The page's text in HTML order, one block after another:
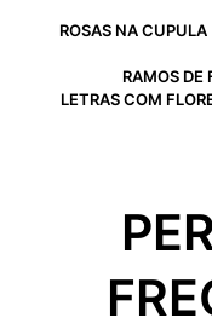
ROSAS NA CUPULA
RAMOS DE
LETRAS COM